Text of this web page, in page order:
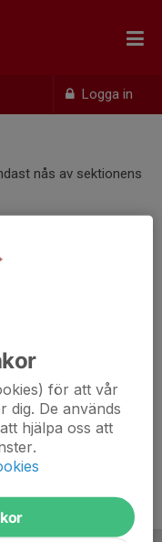
Logga in
nås av sektionens
för att vår
dig. De används
hjälpa oss att